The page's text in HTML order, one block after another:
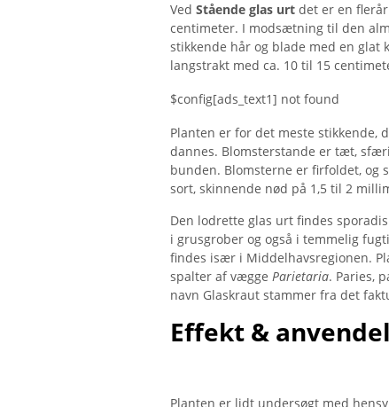
Ved Stående glas urt det er en
centimeter. I modsætning til den
stikkende hår og blade med en glat
langstrakt med ca. 10 til 15
$config[ads_text1] not found
Planten er for det meste stikkende,
dannes. Blomsterstande er tæt,
bunden. Blomsterne er firfoldet, og
sort, skinnende nød på 1,5 til 2
Den lodrette glas urt findes
i grusgrober og også i temmelig
findes især i Middelhavsregionen.
spalter af vægge Parietaria. Paries,
navn Glaskraut stammer fra det
Effekt &
Planten er lidt undersøgt med